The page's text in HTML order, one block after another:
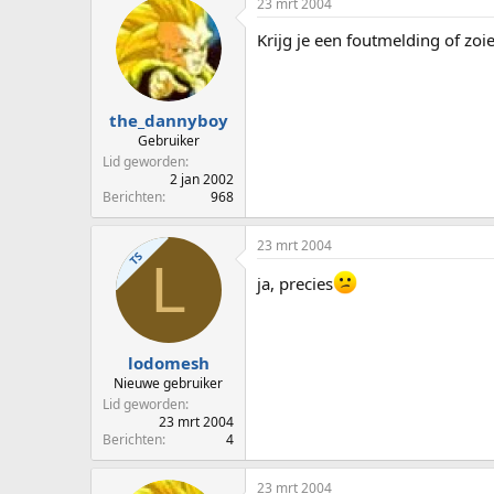
the_dannyboy
Gebruiker
Lid geworden
2 jan 2002
Berichten
968
Krijg je een foutmelding of
TS L
lodomesh
Nieuwe gebruiker
Lid geworden
23 mrt 2004
Berichten
4
23 mrt 2004
ja, precies
23 mrt 2004